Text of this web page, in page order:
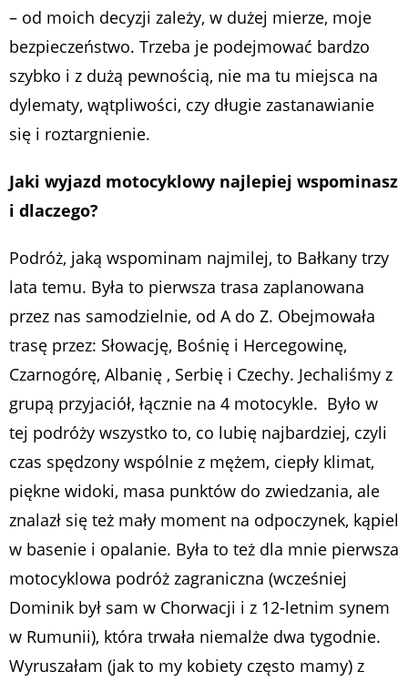
– od moich decyzji zależy, w dużej mierze, moje
bezpieczeństwo. Trzeba je podejmować bardzo
szybko i z dużą pewnością, nie ma tu miejsca na
dylematy, wątpliwości, czy długie zastanawianie
się i roztargnienie.
Jaki wyjazd motocyklowy najlepiej wspominasz
i dlaczego?
Podróż, jaką wspominam najmilej, to Bałkany trzy
lata temu. Była to pierwsza trasa zaplanowana
przez nas samodzielnie, od A do Z. Obejmowała
trasę przez: Słowację, Bośnię i Hercegowinę,
Czarnogórę, Albanię , Serbię i Czechy. Jechaliśmy z
grupą przyjaciół, łącznie na 4 motocykle. Było w
tej podróży wszystko to, co lubię najbardziej, czyli
czas spędzony wspólnie z mężem, ciepły klimat,
piękne widoki, masa punktów do zwiedzania, ale
znalazł się też mały moment na odpoczynek, kąpiel
w basenie i opalanie. Była to też dla mnie pierwsza
motocyklowa podróż zagraniczna (wcześniej
Dominik był sam w Chorwacji i z 12-letnim synem
w Rumunii), która trwała niemalże dwa tygodnie.
Wyruszałam (jak to my kobiety często mamy) z